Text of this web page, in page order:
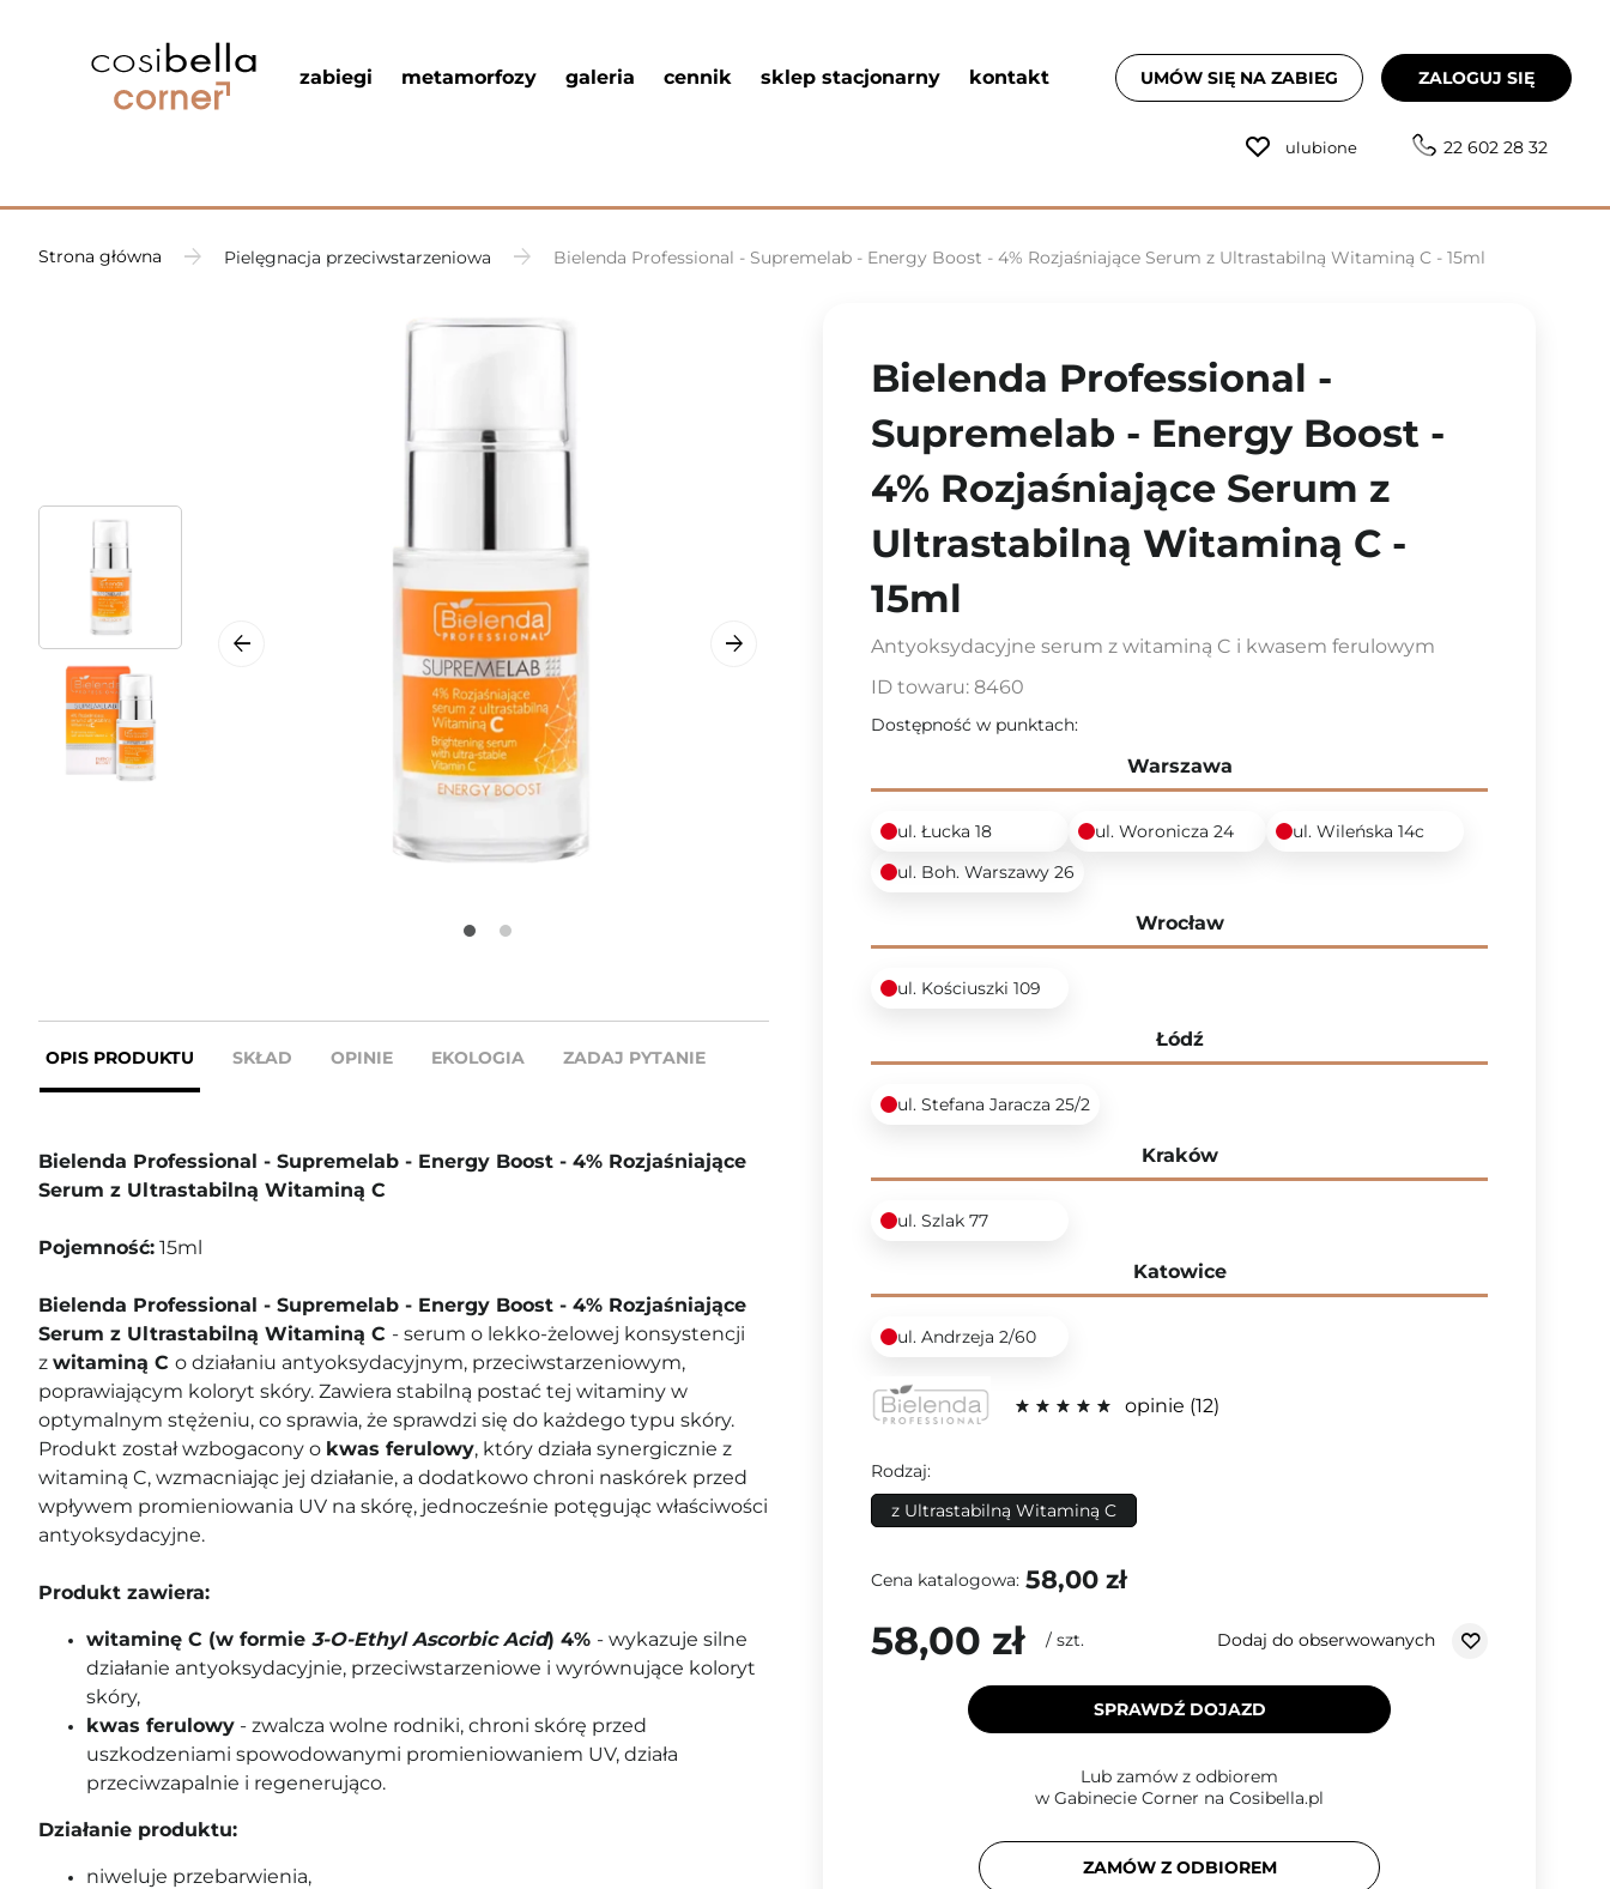
zabiegi metamorfozy galeria cennik sklep stacjonarny kontakt UMÓW SIĘ NA ZABIEG ZALOGUJ SIĘ
ulubione 22 602 28 32
Strona główna Pielęgnacja przeciwstarzeniowa Bielenda Professional - Supremelab - Energy Boost - 4% Rozjaśniające Serum z Ultrastabilną Witaminą C - 15ml
OPIS PRODUKTU SKŁAD OPINIE EKOLOGIA ZADAJ PYTANIE
Bielenda Professional - Supremelab - Energy Boost - 4% Rozjaśniające
Serum z Ultrastabilną Witaminą C
Pojemność: 15ml
Bielenda Professional - Supremelab - Energy Boost - 4% Rozjaśniające
Serum z Ultrastabilną Witaminą C - serum o lekko-żelowej konsystencji
z witaminą C o działaniu antyoksydacyjnym, przeciwstarzeniowym,
poprawiającym koloryt skóry. Zawiera stabilną postać tej witaminy w
optymalnym stężeniu, co sprawia, że sprawdzi się do każdego typu skóry.
Produkt został wzbogacony o kwas ferulowy, który działa synergicznie z
witaminą C, wzmacniając jej działanie, a dodatkowo chroni naskórek przed
wpływem promieniowania UV na skórę, jednocześnie potęgując właściwości
antyoksydacyjne.
Produkt zawiera:
witaminę C (w formie 3-O-Ethyl Ascorbic Acid) 4% - wykazuje silne
działanie antyoksydacyjnie, przeciwstarzeniowe i wyrównujące koloryt
skóry,
kwas ferulowy - zwalcza wolne rodniki, chroni skórę przed
uszkodzeniami spowodowanymi promieniowaniem UV, działa
przeciwzapalnie i regenerująco.
Działanie produktu:
niweluje przebarwienia,
Bielenda Professional -
Supremelab - Energy Boost -
4% Rozjaśniające Serum z
Ultrastabilną Witaminą C -
15ml
Antyoksydacyjne serum z witaminą C i kwasem ferulowym
ID towaru: 8460
Dostępność w punktach:
Warszawa
ul. Łucka 18 ul. Woronicza 24
ul. Wileńska 14c
ul. Boh. Warszawy 26
Wrocław
ul. Kościuszki 109
Łódź
ul. Stefana Jaracza 25/2
Kraków
ul. Szlak 77
Katowice
ul. Andrzeja 2/60
opinie 12
Rodzaj:
z Ultrastabilną Witaminą C
Cena katalogowa: 58,00 zł
58,00 zł / szt. Dodaj do obserwowanych
SPRAWDŹ DOJAZD
Lub zamów z odbiorem
w Gabinecie Corner na Cosibella.pl
ZAMÓW Z ODBIOREM